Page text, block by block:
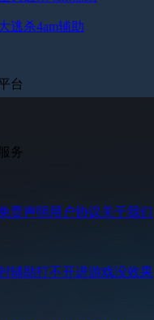
逃杀4am辅助
台
务
责声明 用户协议关于我们
辅助打不开进游戏没效果